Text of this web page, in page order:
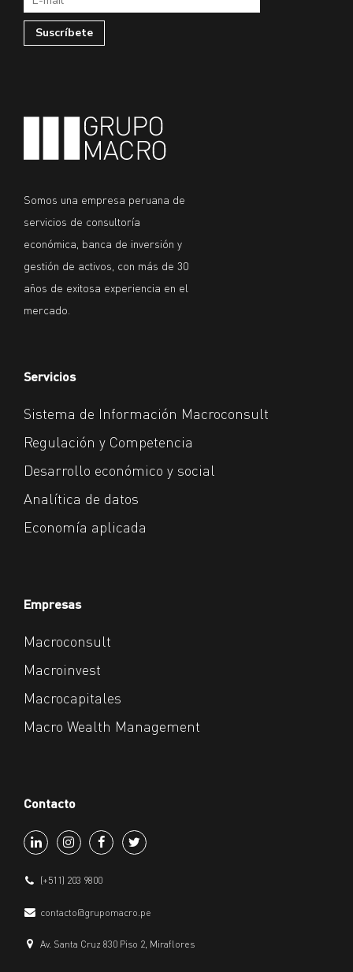
Somos una empresa peruana de
servicios de consultoría
económica, banca de inversión y
gestión de activos, con más de 30
años de exitosa experiencia en el
mercado.
Servicios
Sistema de Información Macroconsult
Regulación y Competencia
Desarrollo económico y social
Analítica de datos
Economía aplicada
Empresas
Macroconsult
Macroinvest
Macrocapitales
Macro Wealth Management
Contacto
(+511) 203 9800
contacto@grupomacro.pe
Av. Santa Cruz 830 Piso 2, Miraflores